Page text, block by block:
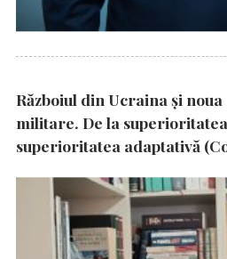
Războiul din Ucraina și
militare. De la
superioritatea adaptativă